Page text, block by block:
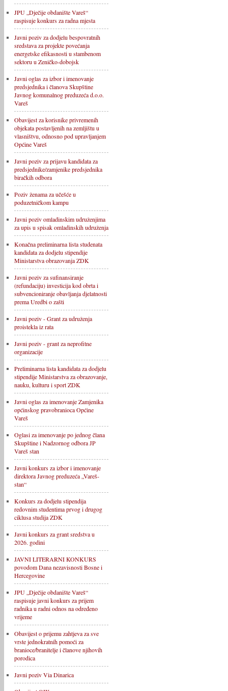
JPU „Dječije obdanište Vareš“
raspisuje konkurs za radna mjesta
Javni poziv za dodjelu bespovratnih
sredstava za projekte povećanja
energetske efikasnosti u stambenom
sektoru u Zeničko-dobojsk
Javni oglas za izbor i imenovanje
predsjednika i članova Skupštine
Javnog komunalnog preduzeća d.o.o.
Vareš
Obavijest za korisnike privremenih
objekata postavljenih na zemljištu u
vlasništvu, odnosno pod upravljanjem
Općine Vareš
Javni poziv za prijavu kandidata za
predsjednike/zamjenike predsjednika
biračkih odbora
Poziv ženama za učešće u
poduzetničkom kampu
Javni poziv omladinskim udruženjima
za upis u spisak omladinskih udruženja
Konačna preliminarna lista studenata
kandidata za dodjelu stipendije
Ministarstva obrazovanja ZDK
Javni poziv za sufinansiranje
(refundaciju) investicija kod obrta i
subvencioniranje obavljanja djelatnosti
prema Uredbi o zašti
Javni poziv - Grant za udruženja
proistekla iz rata
Javni poziv - grant za neprofitne
organizacije
Preliminarna lista kandidata za dodjelu
stipendije Ministarstva za obrazovanje,
nauku, kulturu i sport ZDK
Javni oglas za imenovanje Zamjenika
općinskog pravobranioca Općine
Vareš
Oglasi za imenovanje po jednog člana
Skupštine i Nadzornog odbora JP
Vareš stan
Javni konkurs za izbor i imenovanje
direktora Javnog preduzeća „Vareš-
stan“
Konkurs za dodjelu stipendija
redovnim studentima prvog i drugog
ciklusa studija ZDK
Javni konkurs za grant sredstva u
2026. godini
JAVNI LITERARNI KONKURS
povodom Dana nezavisnosti Bosne i
Hercegovine
JPU „Dječije obdanište Vareš“
raspisuje javni konkurs za prijem
radnika u radni odnos na određeno
vrijeme
Obavijest o prijemu zahtjeva za sve
vrste jednokratnih pomoći za
branioce/branitelje i članove njihovih
porodica
Javni poziv Via Dinarica